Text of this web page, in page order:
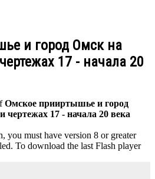
и город Омск на
17 - начала 20
Омское прииртышье и город
чертежах 17 - начала 20 века
you must have version 8 or greater
To download the last Flash player